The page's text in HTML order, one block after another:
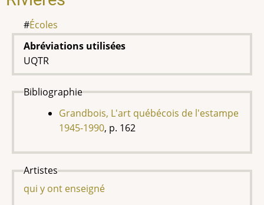
Écoles
Abréviations utilisées
UQTR
Bibliographie
Grandbois, L'art québécois de l'estampe
1945-1990, p. 162
Artistes
qui y ont enseigné